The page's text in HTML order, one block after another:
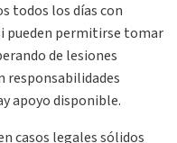
todos los días con
pueden permitirse tomar
de lesiones
responsabilidades
apoyo disponible.
casos legales sólidos